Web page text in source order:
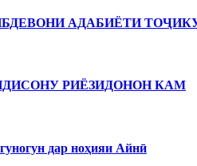
АДАБИЁТИ ТОҶИКУ
РИЁЗИДОНОН КАМ
дар ноҳияи Айнӣ